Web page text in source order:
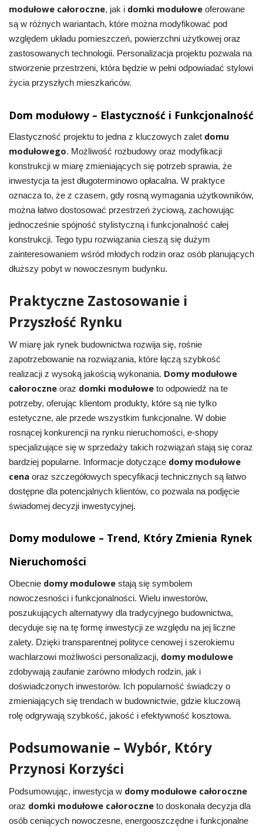
modułowe całoroczne, jak i domki modułoweoferowane
są w różnych wariantach, które można modyfikować pod
względem układu pomieszczeń, powierzchni użytkowej oraz
zastosowanych technologii. Personalizacja projektu pozwala na
stworzenie przestrzeni, która będzie w pełni odpowiadać stylowi
życia przyszłych mieszkańców.
Dom modułowy – Elastyczność i Funkcjonalność
Elastyczność projektu to jedna z kluczowych zalet domu
modułowego. Możliwość rozbudowy oraz modyfikacji
konstrukcji w miarę zmieniających się potrzeb sprawia, że
inwestycja ta jest długoterminowo opłacalna. W praktyce
oznacza to, że z czasem, gdy rosną wymagania użytkowników,
można łatwo dostosować przestrzeń życiową, zachowując
jednocześnie spójność stylistyczną i funkcjonalność całej
konstrukcji. Tego typu rozwiązania cieszą się dużym
zainteresowaniem wśród młodych rodzin oraz osób planujących
dłuższy pobyt w nowoczesnym budynku.
Praktyczne Zastosowanie i
Przyszłość Rynku
W miarę jak rynek budownictwa rozwija się, rośnie
zapotrzebowanie na rozwiązania, które łączą szybkość
realizacji z wysoką jakością wykonania. Domy modułowe
całoroczneoraz domki modułoweto odpowiedź na te
potrzeby, oferując klientom produkty, które są nie tylko
estetyczne, ale przede wszystkim funkcjonalne. W dobie
rosnącej konkurencji na rynku nieruchomości, e-shopy
specjalizujące się w sprzedaży takich rozwiązań stają się coraz
bardziej popularne. Informacje dotyczące domy modułowe
cenaoraz szczegółowych specyfikacji technicznych są łatwo
dostępne dla potencjalnych klientów, co pozwala na podjęcie
świadomej decyzji inwestycyjnej.
Domy modulowe – Trend, Który Zmienia Rynek
Nieruchomości
Obecnie domy modulowestają się symbolem
nowoczesności i funkcjonalności. Wielu inwestorów,
poszukujących alternatywy dla tradycyjnego budownictwa,
decyduje się na tę formę inwestycji ze względu na jej liczne
zalety. Dzięki transparentnej polityce cenowej i szerokiemu
wachlarzowi możliwości personalizacji, domy modulowe
zdobywają zaufanie zarówno młodych rodzin, jak i
doświadczonych inwestorów. Ich popularność świadczy o
zmieniających się trendach w budownictwie, gdzie kluczową
rolę odgrywają szybkość, jakość i efektywność kosztowa.
Podsumowanie – Wybór, Który
Przynosi Korzyści
Podsumowując, inwestycja w domy modułowe całoroczne
oraz domki modułowe całoroczneto doskonała decyzja dla
osób ceniących nowoczesne, energooszczędne i funkcjonalne